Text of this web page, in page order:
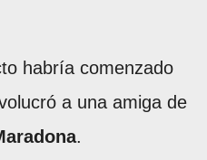
habría comenzado
a una amiga de
.